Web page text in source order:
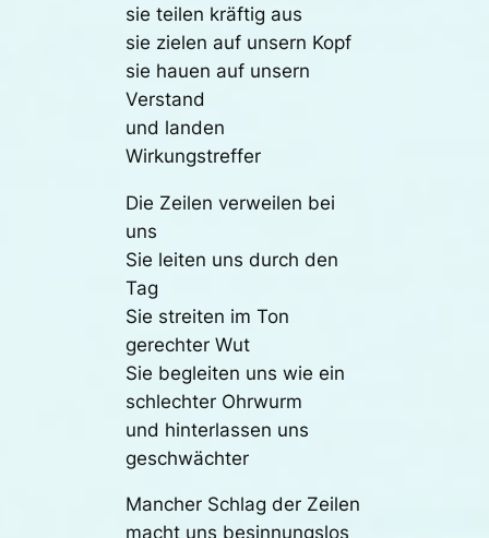
sie teilen kräftig aus
sie zielen auf unsern Kopf
sie hauen auf unsern
Verstand
und landen
Wirkungstreffer
Die Zeilen verweilen bei
uns
Sie leiten uns durch den
Tag
Sie streiten im Ton
gerechter Wut
Sie begleiten uns wie ein
schlechter Ohrwurm
und hinterlassen uns
geschwächter
Mancher Schlag der Zeilen
macht uns besinnungslos